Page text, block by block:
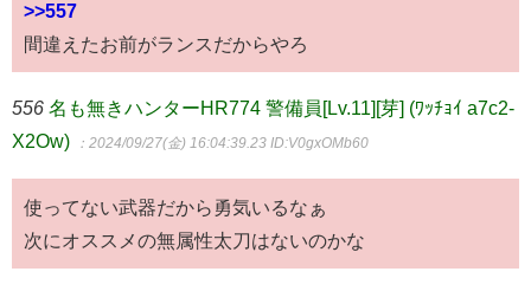
>>557
間違えたお前がランスだからやろ
556 名も無きハンターHR774 警備員[Lv.11][芽] (ﾜｯﾁｮｲ a7c2-
X2Ow)
：2024/09/27(金) 16:04:39.23 ID:V0gxOMb60
使ってない武器だから勇気いるなぁ
次にオススメの無属性太刀はないのかな